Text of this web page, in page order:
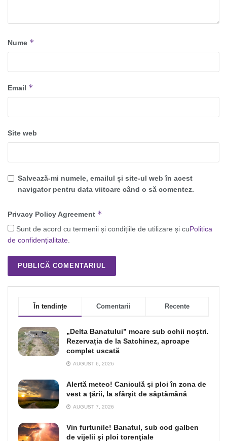
Nume *
Email *
Site web
Salvează-mi numele, emailul și site-ul web în acest
navigator pentru data viitoare când o să comentez.
Privacy Policy Agreement *
Sunt de acord cu termenii și condițiile de utilizare și cuPolitica
de confidențialitate
În tendințe Comentarii Recente
„Delta Banatului” moare sub ochii noștri.
Rezervația de la Satchinez, aproape
complet uscată
AUGUST 6, 2026
Alertă meteo! Caniculă şi ploi în zona de
vest a ţării, la sfârşit de săptămână
AUGUST 7, 2026
Vin furtunile! Banatul, sub cod galben
de vijelii şi ploi torenţiale